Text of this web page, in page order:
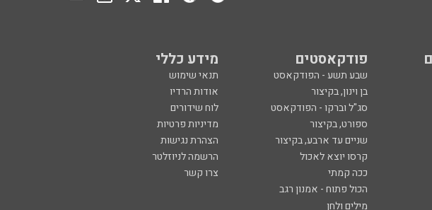
פודקאסטים מידע כללי
שבע תשע - הפודקאסט
תנאי שימוש
בן וינון, בקיצור
אודות הרדיו
סג"ל וברקו - הפודקאסט
לוח שידורים
ספורט, בקיצור
מדיניות פרטיות
שניים עד ארבע, בקיצור
הצהרת נגישות
קרסו יוצא לאכול
הרשמה לניוזלטר
ככה קמתי
צרו קשר
הכול פתוח - אמנון רגב
מילים ולחן